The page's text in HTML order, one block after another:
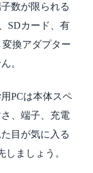
数が限られる
SDカード、有
換アダプター
。
PCは本体スペ
、端子、充電
目が気に入る
ましょう。